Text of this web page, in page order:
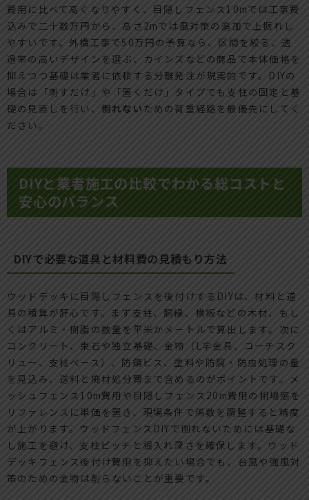
費用に比べて高くなりやすく、目隠しフェンス10mでは工事費
込みで二十数万円から、高さ2mでは風対策の追加で上振れし
やすいです。外構工事で50万円の予算なら、区間を絞る、透
過率の高いデザインを選ぶ、カインズなどの商品で本体価格を
抑えつつ基礎は業者に依頼する分離発注が現実的です。DIYの
場合は「刺すだけ」や「置くだけ」タイプでも支柱の固定と基
礎の見直しを行い、 倒れない ための荷重経路を最優先にしてく
ださい。
DIYと業者施工の比較でわかる総コストと
安心のバランス
DIYで必要な道具と材料費の見積もり方法
ウッドデッキに目隠しフェンスを後付けするDIYは、材料と道
具の積算が肝心です。まず支柱、胴縁、横板などの木材、もし
くはアルミ・樹脂の数量を平米かメートルで算出します。次に
コンクリート、束石や独立基礎、金物（L字金具、コーチスク
リュー、支柱ベース）、防錆ビス、塗料や防腐・防虫処理の量
を見込み、送料と廃材処分費まで含めるのがポイントです。メ
ッシュフェンス10m費用や目隠しフェンス20m費用の相場感を
リファレンスに単価を置き、現場条件で係数を調整すると精度
が上がります。ウッドフェンスDIYで倒れないためには基礎な
し施工を避け、支柱ピッチと根入れ深さを確保します。ウッド
デッキフェンス後付け費用を抑えたい場合でも、台風や強風対
策のための金物は削らないことが重要です。